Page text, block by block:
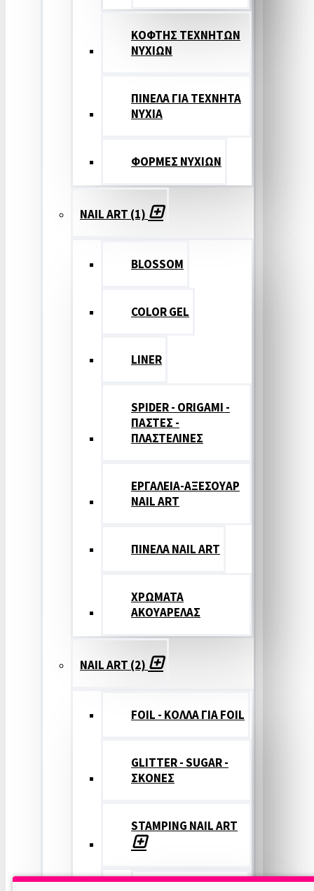
ΚΟΦΤΗΣ ΤΕΧΝΗΤΩΝ
ΝΥΧΙΩΝ
ΠΙΝΕΛΑ ΓΙΑ ΤΕΧΝΗΤΑ
ΝΥΧΙΑ
ΦΟΡΜΕΣ ΝΥΧΙΩΝ
NAIL ART (1)
BLOSSOM
COLOR GEL
LINER
SPIDER - ORIGAMI -
ΠΑΣΤΕΣ -
ΠΛΑΣΤΕΛΙΝΕΣ
ΕΡΓΑΛΕΙΑ-ΑΞΕΣΟΥΑΡ
NAIL ART
ΠΙΝΕΛΑ NAIL ART
ΧΡΩΜΑΤΑ
ΑΚΟΥΑΡΕΛΑΣ
NAIL ART (2)
FOIL - ΚΟΛΛΑ ΓΙΑ FOIL
GLITTER - SUGAR -
ΣΚΟΝΕΣ
STAMPING NAIL ART